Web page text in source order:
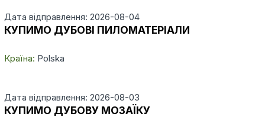
Дата відправлення: 2026-08-04
КУПИМО ДУБОВІ ПИЛОМАТЕРІАЛИ
Країна: Polska
Дата відправлення: 2026-08-03
КУПИМО ДУБОВУ МОЗАЇКУ